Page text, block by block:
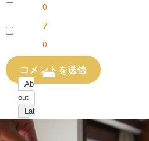
0
7
0
Ab
out
Lat
est
Post